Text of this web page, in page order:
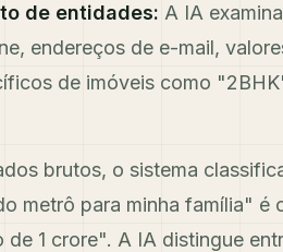
de entidades: A IA
endereços de e-mail,
de imóveis como
brutos, o sistema
metrô para minha família" é
1 crore". A IA distingue